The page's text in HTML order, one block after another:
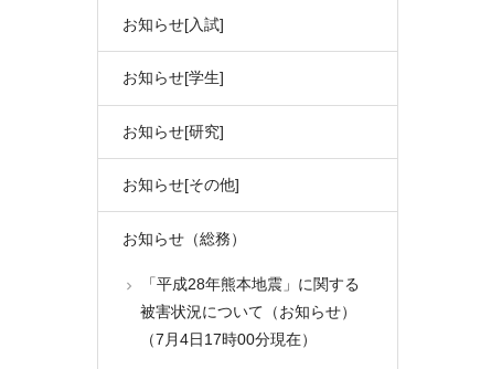
お知らせ[入試]
お知らせ[学生]
お知らせ[研究]
お知らせ[その他]
お知らせ（総務）
「平成28年熊本地震」に関する
被害状況について（お知らせ）
（7月4日17時00分現在）